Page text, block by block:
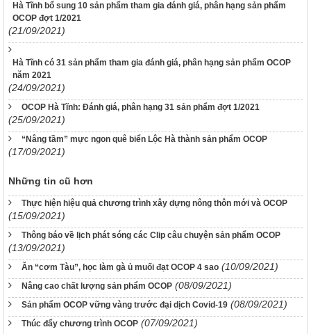
Hà Tĩnh bổ sung 10 sản phẩm tham gia đánh giá, phân hạng sản phẩm
OCOP đợt 1/2021
(21/09/2021)
Hà Tĩnh có 31 sản phẩm tham gia đánh giá, phân hạng sản phẩm OCOP
năm 2021
(24/09/2021)
OCOP Hà Tĩnh: Đánh giá, phân hạng 31 sản phẩm đợt 1/2021
(25/09/2021)
“Nâng tầm” mực ngon quê biển Lộc Hà thành sản phẩm OCOP
(17/09/2021)
Những tin cũ hơn
Thực hiện hiệu quả chương trình xây dựng nông thôn mới và OCOP
(15/09/2021)
Thông báo về lịch phát sóng các Clip câu chuyện sản phẩm OCOP
(13/09/2021)
Ăn “cơm Tàu”, học làm gà ủ muối đạt OCOP 4 sao (10/09/2021)
Nâng cao chất lượng sản phẩm OCOP (08/09/2021)
Sản phẩm OCOP vững vàng trước đại dịch Covid-19 (08/09/2021)
Thúc đẩy chương trình OCOP (07/09/2021)